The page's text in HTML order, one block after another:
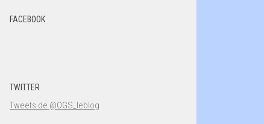
FACEBOOK
TWITTER
Tweets de @OGS_leblog